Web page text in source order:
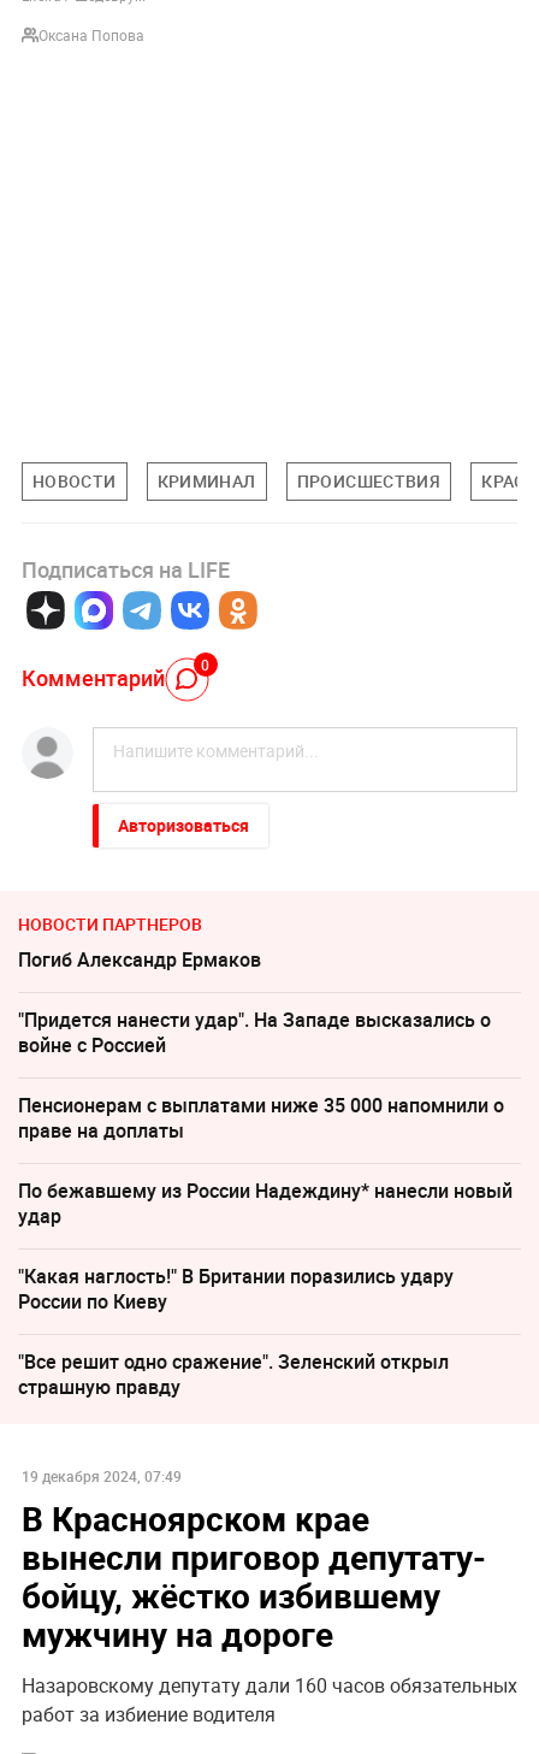
Оксана Попова
НОВОСТИ КРИМИНАЛ ПРОИСШЕСТВИЯ
Подписаться на LIFE
Комментарий 0
Авторизоваться
НОВОСТИ ПАРТНЕРОВ
Погиб Александр Ермаков
"Придется нанести удар". На Западе высказались о
войне с Россией
Пенсионерам с выплатами ниже 35 000 напомнили о
праве на доплаты
По бежавшему из России Надеждину* нанесли новый
удар
"Какая наглость!" В Британии поразились удару
России по Киеву
"Все решит одно сражение". Зеленский открыл
страшную правду
19 декабря 2024, 07:49
В Красноярском крае
вынесли приговор депутату-
бойцу, жёстко избившему
мужчину на дороге
Назаровскому депутату дали 160 часов обязательных
работ за избиение водителя